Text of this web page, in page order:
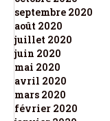
septembre 2020
août 2020
juillet 2020
juin 2020
mai 2020
avril 2020
mars 2020
février 2020